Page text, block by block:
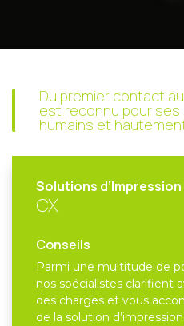
Du premier contact
est reconnu pour
humains et
Solutions d’Impression
CX
Conseils
Parmi une multitude de
nos spécialistes clarifient
des charges et vous
de la solution